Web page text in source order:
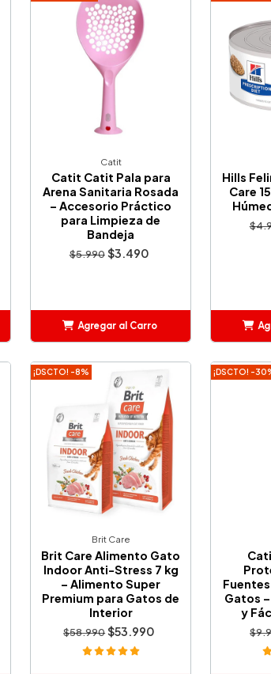
Catit
Catit Catit Pala para
Arena Sanitaria Rosada
– Accesorio Práctico
para Limpieza de
Bandeja
$5.990 $3.490
Agregar al Carro
Hills
Care
¡DSCTO! -8%
Brit Care
Brit Care Alimento Gato
Indoor Anti-Stress 7 kg
– Alimento Super
Premium para Gatos de
Interior
$58.990$53.990
¡DSCTO! -
Gatos
y